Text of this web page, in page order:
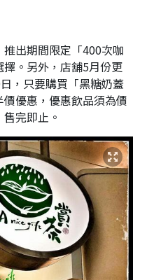
出期間限定「400次咖
。另外，店舖5月份更
，只要購買「黑糖奶蓋
優惠，優惠飲品須為價
完即止。